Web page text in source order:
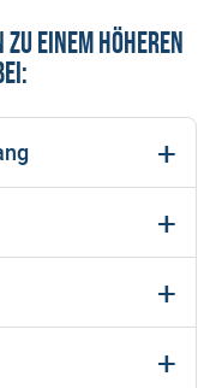
einem höheren